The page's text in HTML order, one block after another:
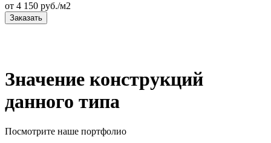
от 4 150 руб./м2
Заказать
Значение конструкций
данного типа
Посмотрите наше портфолио